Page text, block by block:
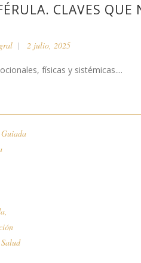
CLAVES QUE
2 julio, 2025
físicas y sistémicas....
Salud